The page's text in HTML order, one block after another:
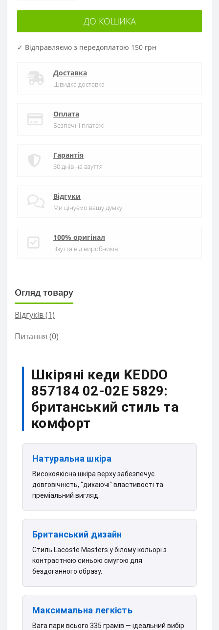
ДО КОШИКА
✓ Відправляємо з передоплатою 150 грн
Доставка
Швидка доставка
Оплата
Безпечні платежі
Гарантія
30 днів на взуття
Відгуки
Ми цінуємо вашу думку
100% оригінал
Взуття від виробників
Огляд товару
Відгуків (1)
Питання (0)
Шкіряні кеди KEDDO
857184 02-02E 5829:
британський стиль та
комфорт
Натуральна шкіра
Високоякісна шкіра верху забезпечує
довговічність, "дихаючі" властивості та
преміальний вигляд.
Британський дизайн
Стиль Lacoste Masters у білому кольорі з
контрастною синьою смугою для
бездоганного образу.
Максимальна легкість
Вага пари всього 335 грамів — ідеальний вибір